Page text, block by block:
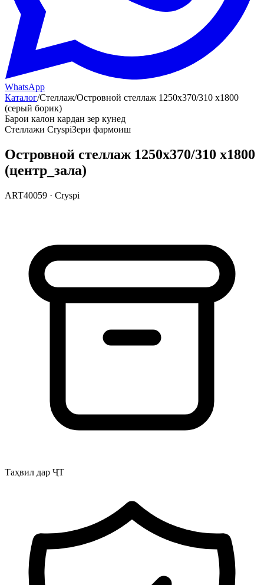
WhatsApp
Каталог/Стеллаж/Островной стеллаж 1250х370/310 х1800
(серый борик)
Барои калон кардан зер кунед
Стеллажи CryspiЗери фармоиш
Островной стеллаж 1250х370/310 х1800
(центр_зала)
ART40059 · Cryspi
Таҳвил дар ҶТ